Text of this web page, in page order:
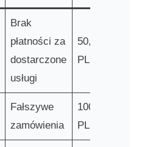
Brak
płatności za
dostarczone
usługi
50,000
PLN
Fałszywe
zamówienia
100,000
PLN